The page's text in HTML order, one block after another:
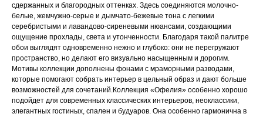
сдержанных и благородных оттенках. Здесь соединяются молочно-
белые, жемчужно-серые и дымчато-бежевые тона с легкими
серебристыми и лавандово-сиреневыми нюансами, создающими
ощущение прохлады, света и утонченности. Благодаря такой палитре
обои выглядят одновременно нежно и глубоко: они не перегружают
пространство, но делают его визуально насыщенным и дорогим.
Мотивы коллекции дополнены фонами с мраморными разводами,
которые помогают собрать интерьер в цельный образ и дают больше
возможностей для сочетаний.Коллекция «Офелия» особенно хорошо
подойдет для современных классических интерьеров, неоклассики,
элегантных гостиных, спален и будуаров. Она особенно гармонична в